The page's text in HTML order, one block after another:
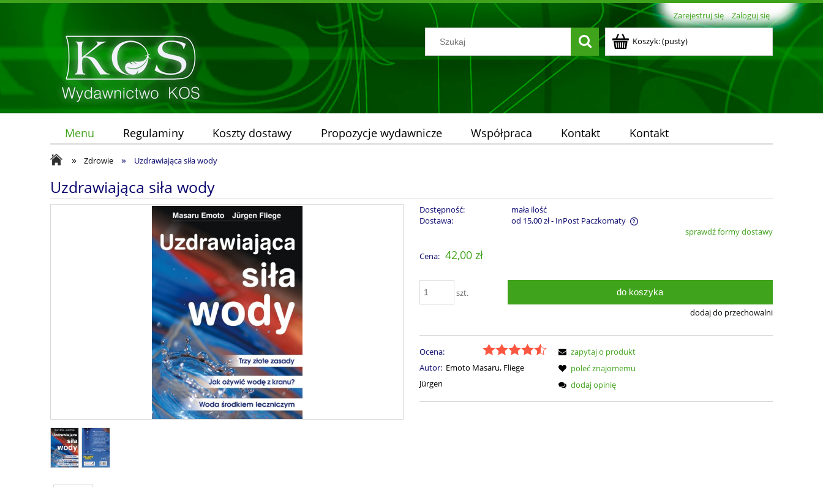
Zarejestruj się Zaloguj się
Koszyk:(pusty)
Menu Regulaminy Koszty dostawy Propozycje wydawnicze Współpraca Kontakt Kontakt
» Zdrowie » Uzdrawiająca siła wody
Uzdrawiająca siła wody
Dostępność:
mała ilość
Dostawa:
od 15,00 zł- InPost Paczkomaty
płatności
sprawdź formy dostawy
Cena: 42,00 zł
szt. do koszyka
dodaj do przechowalni
Ocena:
Autor: Emoto Masaru, Fliege
Jürgen
zapytaj o produkt
poleć znajomemu
dodaj opinię